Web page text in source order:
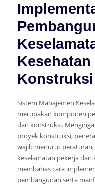
Konstruksi
Sistem Manajemen
merupakan komponen
dan konstruksi.
proyek konstruksi,
wajib menurut
keselamatan pekerja
membahas cara
pembangunan serta